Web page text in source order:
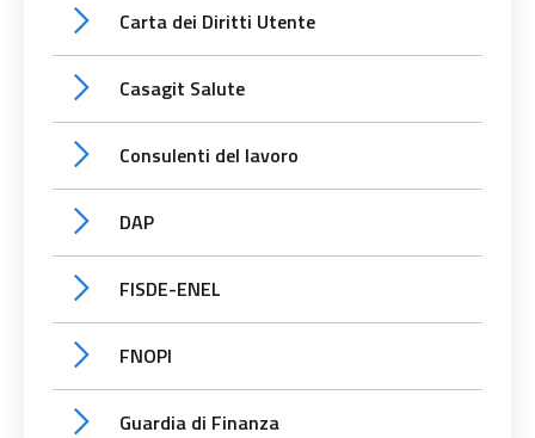
Carta dei Diritti Utente
Casagit Salute
Consulenti del lavoro
DAP
FISDE-ENEL
FNOPI
Guardia di Finanza